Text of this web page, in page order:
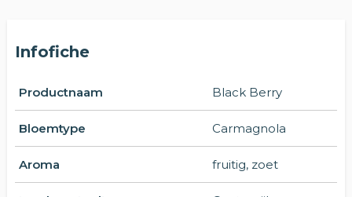
Infofiche
Productnaam Black Berry
Bloemtype Carmagnola
Aroma fruitig, zoet